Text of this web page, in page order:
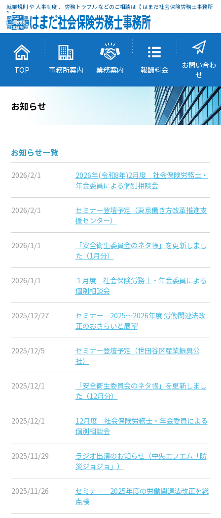
就業規則 や 人事制度 、 労務トラブル などのご相談は【 はまだ社会保険労務士事務所
】へ
TOP 事務所案内 業務案内 報酬料金
お問い合わ
せ
お知らせ
お知らせ一覧
2026/2/1
2026年(令和8年)2月度 社会保険労務士・
年金委員による個別相談会
2026/2/1
セミナー登壇予定（東京働き方改革推進支
援センター）
2026/1/1
「安全衛生委員会のネタ帳」を更新しまし
た（1月分）
2026/1/1
１月度 社会保険労務士・年金委員による
個別相談会
2025/12/27
セミナー 2025～2026年度 労働関連法改
正のおさらいと展望
2025/12/5
セミナー登壇予定（世田谷区産業振興公
社）
2025/12/1
「安全衛生委員会のネタ帳」を更新しまし
た（12月分）
2025/12/1
12月度 社会保険労務士・年金委員による
個別相談会
2025/11/29
ラジオ出演のお知らせ（中央エフエム「防
災ジョジョ」）
2025/11/26
セミナー 2025年度の労働関連法改正を総
点検